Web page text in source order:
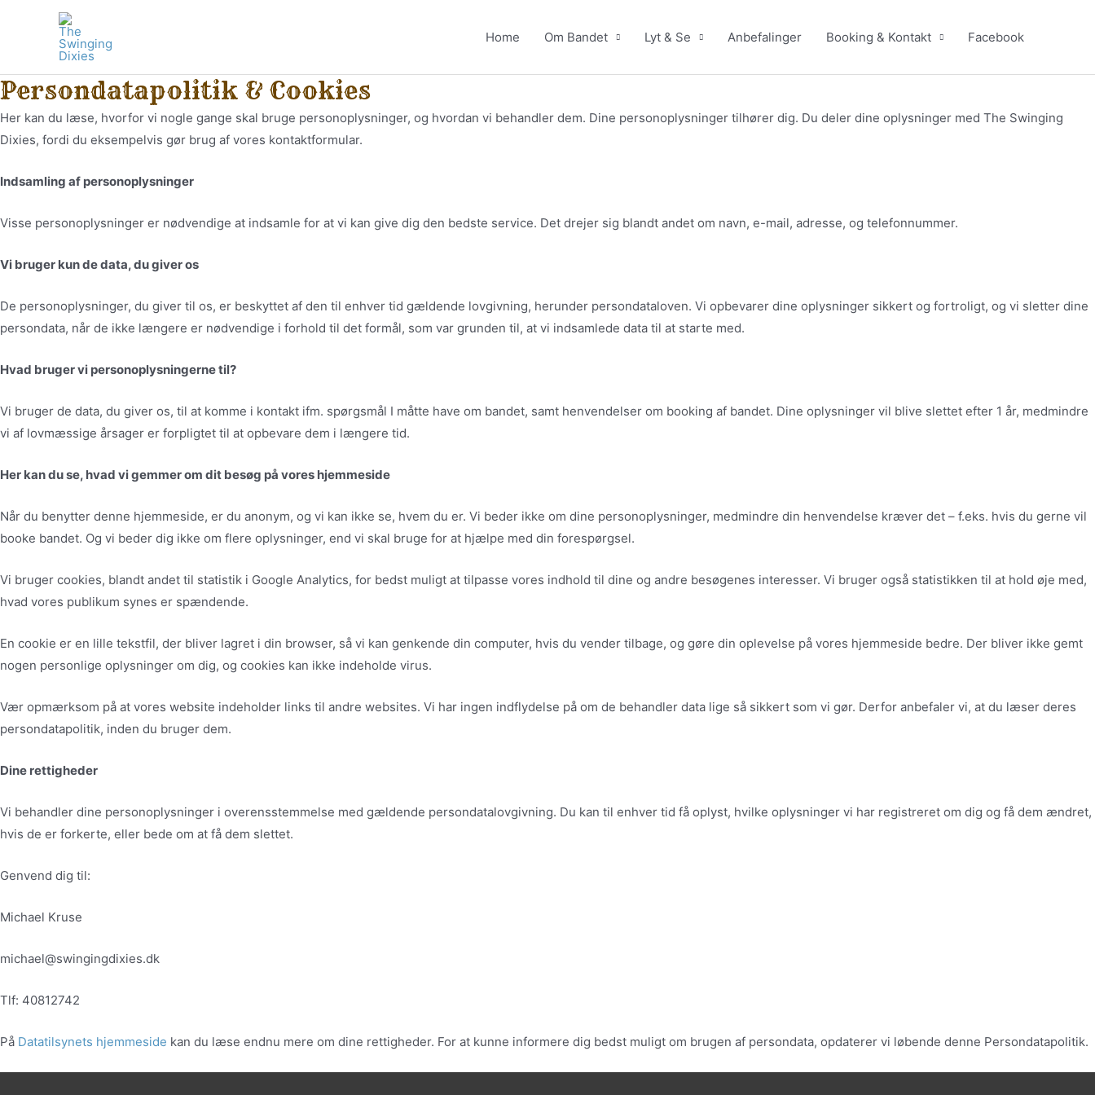
Home Om Bandet Lyt & Se Anbefalinger Booking & Kontakt Facebook
Persondatapolitik & Cookies
Her kan du læse, hvorfor vi nogle gange skal bruge personoplysninger, og hvordan vi behandler dem. Dine personoplysninger tilhører dig. Du deler dine oplysninger med The Swinging
Dixies, fordi du eksempelvis gør brug af vores kontaktformular.
Indsamling af personoplysninger
Visse personoplysninger er nødvendige at indsamle for at vi kan give dig den bedste service. Det drejer sig blandt andet om navn, e-mail, adresse, og telefonnummer.
Vi bruger kun de data, du giver os
De personoplysninger, du giver til os, er beskyttet af den til enhver tid gældende lovgivning, herunder persondataloven. Vi opbevarer dine oplysninger sikkert og fortroligt, og vi sletter dine
persondata, når de ikke længere er nødvendige i forhold til det formål, som var grunden til, at vi indsamlede data til at starte med.
Hvad bruger vi personoplysningerne til?
Vi bruger de data, du giver os, til at komme i kontakt ifm. spørgsmål I måtte have om bandet, samt henvendelser om booking af bandet. Dine oplysninger vil blive slettet efter 1 år, medmindre
vi af lovmæssige årsager er forpligtet til at opbevare dem i længere tid.
Her kan du se, hvad vi gemmer om dit besøg på vores hjemmeside
Når du benytter denne hjemmeside, er du anonym, og vi kan ikke se, hvem du er. Vi beder ikke om dine personoplysninger, medmindre din henvendelse kræver det – f.eks. hvis du gerne vil
booke bandet. Og vi beder dig ikke om flere oplysninger, end vi skal bruge for at hjælpe med din forespørgsel.
Vi bruger cookies, blandt andet til statistik i Google Analytics, for bedst muligt at tilpasse vores indhold til dine og andre besøgenes interesser. Vi bruger også statistikken til at hold øje med,
hvad vores publikum synes er spændende.
En cookie er en lille tekstfil, der bliver lagret i din browser, så vi kan genkende din computer, hvis du vender tilbage, og gøre din oplevelse på vores hjemmeside bedre. Der bliver ikke gemt
nogen personlige oplysninger om dig, og cookies kan ikke indeholde virus.
Vær opmærksom på at vores website indeholder links til andre websites. Vi har ingen indflydelse på om de behandler data lige så sikkert som vi gør. Derfor anbefaler vi, at du læser deres
persondatapolitik, inden du bruger dem.
Dine rettigheder
Vi behandler dine personoplysninger i overensstemmelse med gældende persondatalovgivning. Du kan til enhver tid få oplyst, hvilke oplysninger vi har registreret om dig og få dem ændret,
hvis de er forkerte, eller bede om at få dem slettet.
Genvend dig til:
Michael Kruse
michael@swingingdixies.dk
Tlf: 40812742
På Datatilsynets hjemmeside kan du læse endnu mere om dine rettigheder. For at kunne informere dig bedst muligt om brugen af persondata, opdaterer vi løbende denne Persondatapolitik.